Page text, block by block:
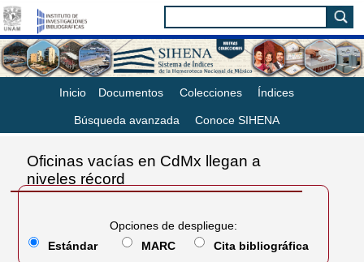
Inicio Documentos Colecciones Índices
Búsqueda avanzada Conoce SIHENA
Oficinas vacías en CdMx llegan a
niveles récord
Opciones de despliegue:
Estándar
MARC Cita bibliográfica